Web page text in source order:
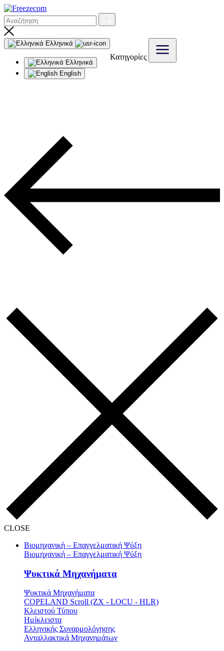
Ελληνικά
Ελληνικά
English
Κατηγορίες
CLOSE
Βιομηχανική – Επαγγελματική Ψύξη
Βιομηχανική – Επαγγελματική Ψύξη
Ψυκτικά Μηχανήματα
Ψυκτικά Μηχανήματα
COPELAND Scroll (ZX - LOCU - HLR)
Κλειστού Τύπου
Ημίκλειστα
Ελληνικής Συναρμολόγησης
Ανταλλακτικά Μηχανημάτων